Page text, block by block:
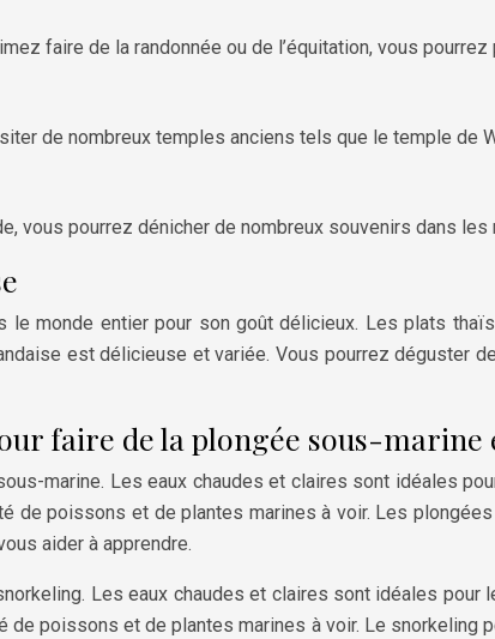
faire de la randonnée ou de l’équitation, vous
de nombreux temples anciens tels que le temple de
vous pourrez dénicher de nombreux souvenirs dans les
monde entier pour son goût délicieux. Les plats
est délicieuse et variée. Vous pourrez déguster
faire de la plongée sous-
marine. Les eaux chaudes et claires sont idéales
de poissons et de plantes marines à voir. Les
aider à apprendre.
Les eaux chaudes et claires sont idéales
poissons et de plantes marines à voir. Le